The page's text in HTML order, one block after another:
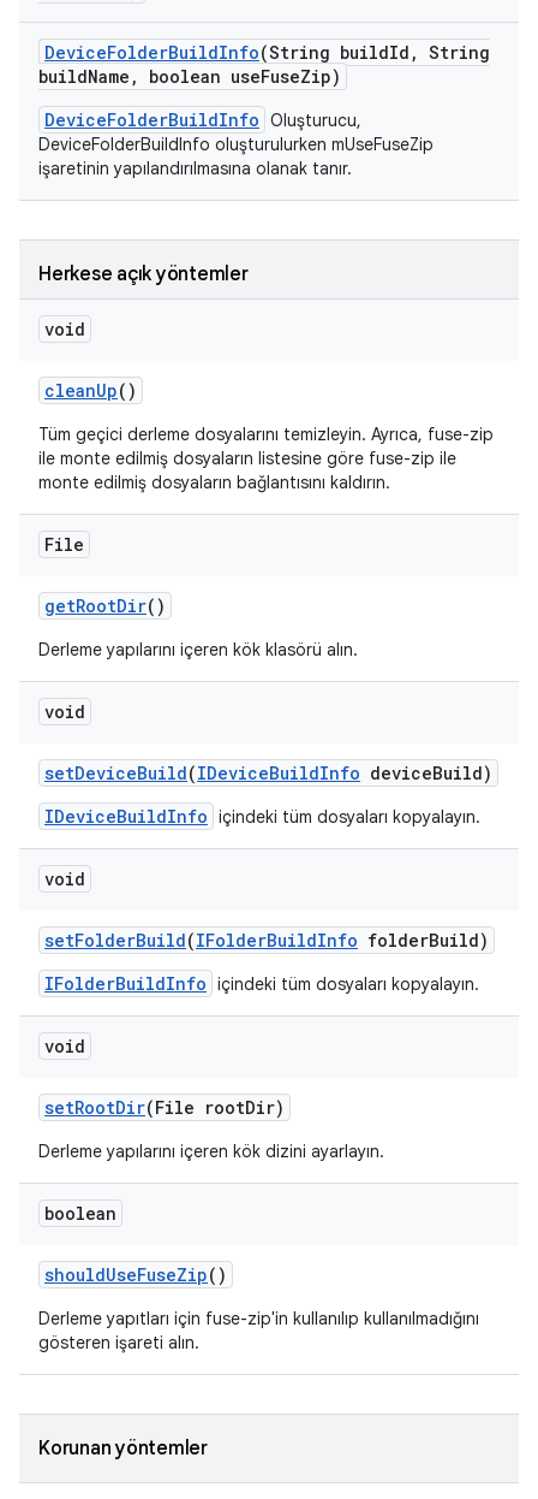
DeviceFolderBuildInfo(String buildId , String
buildName , boolean useFuseZip)
DeviceFolderBuildInfo Oluşturucu,
DeviceFolderBuildInfo oluşturulurken mUseFuseZip
işaretinin yapılandırılmasına olanak tanır.
Herkese açık yöntemler
void
cleanUp()
Tüm geçici derleme dosyalarını temizleyin. Ayrıca, fuse-zip
ile monte edilmiş dosyaların listesine göre fuse-zip ile
monte edilmiş dosyaların bağlantısını kaldırın.
File
getRootDir()
Derleme yapılarını içeren kök klasörü alın.
void
setDeviceBuild(IDeviceBuildInfo deviceBuild)
IDeviceBuildInfo içindeki tüm dosyaları kopyalayın.
void
setFolderBuild(IFolderBuildInfo folderBuild)
IFolderBuildInfo içindeki tüm dosyaları kopyalayın.
void
setRootDir(File rootDir)
Derleme yapılarını içeren kök dizini ayarlayın.
boolean
shouldUseFuseZip()
Derleme yapıtları için fuse-zip'in kullanılıp kullanılmadığını
gösteren işareti alın.
Korunan yöntemler